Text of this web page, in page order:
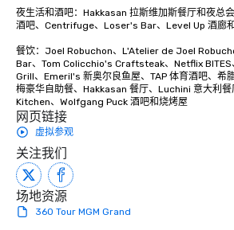
夜生活和酒吧：Hakkasan 拉斯维加斯餐厅和夜总
酒吧、Centrifuge、Loser's Bar、Level Up 酒廊和
餐饮：Joel Robuchon、L'Atelier de Joel
Bar、Tom Colicchio's Craftsteak、Netflix
Grill、Emeril's 新奥尔良鱼屋、TAP 体育酒吧、希
梅豪华自助餐、Hakkasan 餐厅、Luchini 意大利
Kitchen、Wolfgang Puck 酒吧和烧烤屋
网页链接
虚拟参观
关注我们
场地资源
360 Tour MGM Grand